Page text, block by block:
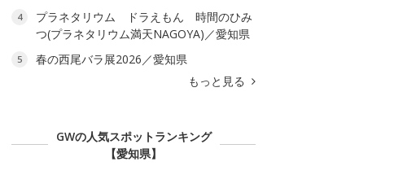
4
プラネタリウム ドラえもん 時間のひみ
つ(プラネタリウム満天NAGOYA)／愛知県
5
春の西尾バラ展2026／愛知県
もっと見る
GWの人気スポットランキング
【愛知県】